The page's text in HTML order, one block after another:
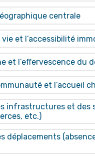
centrale
et l’accessibilité
et l’effervescence du
et l’accueil
infrastructures et des
etc.)
déplacements